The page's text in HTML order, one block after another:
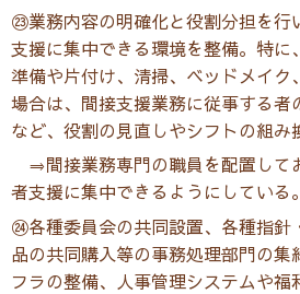
㉓業務内容の明確化と役割分担を行
支援に集中できる環境を整備。特に
準備や片付け、清掃、ベッドメイク
場合は、間接支援業務に従事する者
など、役割の見直しやシフトの組み
⇒間接業務専門の職員を配置して
者支援に集中できるようにしている。
㉔各種委員会の共同設置、各種指針
品の共同購入等の事務処理部門の集
フラの整備、人事管理システムや